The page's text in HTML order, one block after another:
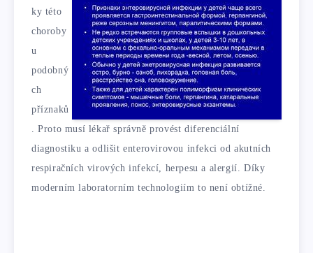
ky této
choroby
u
podobný
ch
příznaků
. Proto musí lékař správně provést diferenciální
diagnostiku a odlišit enterovirovou infekci od akutních
respiračních virových infekcí, herpesu a alergií. Díky
moderním laboratorním technologiím to není obtížné.